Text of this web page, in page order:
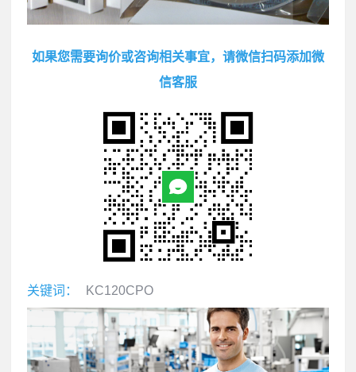
如果您需要询价或咨询相关事宜，请微信扫码添加微
信客服
关键词： KC120CPO